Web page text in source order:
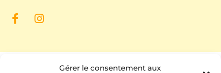
Gérer le consentement aux